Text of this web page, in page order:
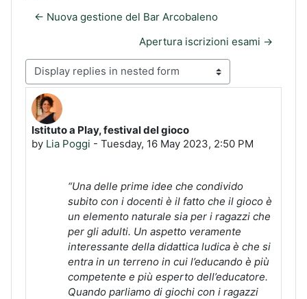
← Nuova gestione del Bar Arcobaleno
Apertura iscrizioni esami →
Display mode
Istituto a Play, festival del gioco
by Lia Poggi - Tuesday, 16 May 2023, 2:50 PM
Number of replies: 0
“Una delle prime idee che condivido
subito con i docenti è il fatto che il gioco è
un elemento naturale sia per i ragazzi che
per gli adulti. Un aspetto veramente
interessante della didattica ludica è che si
entra in un terreno in cui l’educando è più
competente e più esperto dell’educatore.
Quando parliamo di giochi con i ragazzi